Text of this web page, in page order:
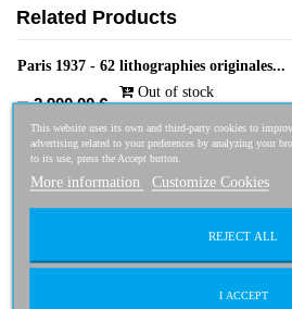
Related Products
Paris 1937 - 62 lithographies originales...
2 900,00 €
Out of stock
395,00 €
This website uses its own and third-party cookies to
advertising related to your preferences by analyzing your
to its use, press the Accept button.
More information Customize Cookies
REJECT ALL
I ACCEPT